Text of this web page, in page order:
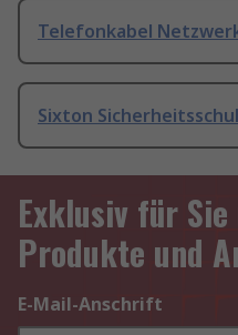
Telefonkabel
Sixton
Exklusiv für
Produkte und
E-Mail-Anschrift